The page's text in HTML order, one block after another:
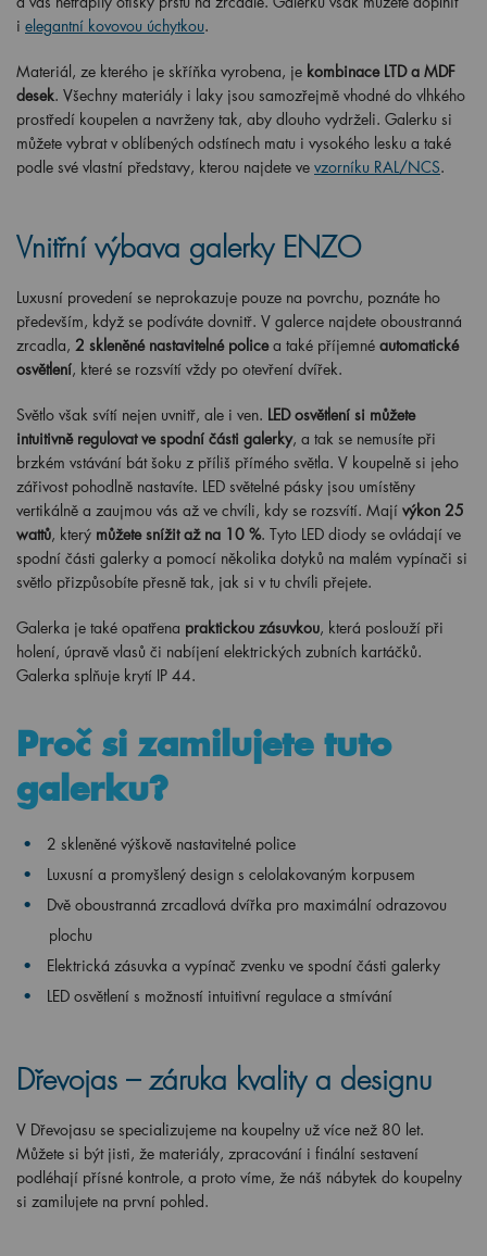
i elegantní kovovou úchytkou.
Materiál, ze kterého je skříňka vyrobena, je kombinace LTD a MDF
desek. Všechny materiály i laky jsou samozřejmě vhodné do vlhkého
prostředí koupelen a navrženy tak, aby dlouho vydrželi. Galerku si
můžete vybrat v oblíbených odstínech matu i vysokého lesku a také
podle své vlastní představy, kterou najdete ve vzorníku RAL/NCS.
Vnitřní výbava galerky ENZO
Luxusní provedení se neprokazuje pouze na povrchu, poznáte ho
především, když se podíváte dovnitř. V galerce najdete oboustranná
zrcadla, 2 skleněné nastavitelné police a také příjemné automatické
osvětlení, které se rozsvítí vždy po otevření dvířek.
Světlo však svítí nejen uvnitř, ale i ven. LED osvětlení si můžete
intuitivně regulovat ve spodní části galerky, a tak se nemusíte při
brzkém vstávání bát šoku z příliš přímého světla. V koupelně si jeho
zářivost pohodlně nastavíte. LED světelné pásky jsou umístěny
vertikálně a zaujmou vás až ve chvíli, kdy se rozsvítí. Mají výkon 25
wattů, který můžete snížit až na 10 %. Tyto LED diody se ovládají ve
spodní části galerky a pomocí několika dotyků na malém vypínači si
světlo přizpůsobíte přesně tak, jak si v tu chvíli přejete.
Galerka je také opatřena praktickou zásuvkou, která poslouží při
holení, úpravě vlasů či nabíjení elektrických zubních kartáčků.
Galerka splňuje krytí IP 44.
Proč si zamilujete tuto
galerku?
2 skleněné výškově nastavitelné police
Luxusní a promyšlený design s celolakovaným korpusem
Dvě oboustranná zrcadlová dvířka pro maximální odrazovou
plochu
Elektrická zásuvka a vypínač zvenku ve spodní části galerky
LED osvětlení s možností intuitivní regulace a stmívání
Dřevojas – záruka kvality a designu
V Dřevojasu se specializujeme na koupelny už více než 80 let.
Můžete si být jisti, že materiály, zpracování i finální sestavení
podléhají přísné kontrole, a proto víme, že náš nábytek do koupelny
si zamilujete na první pohled.